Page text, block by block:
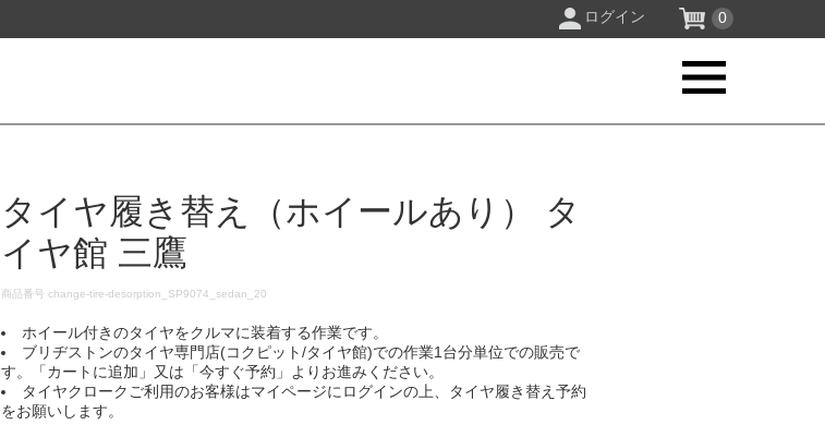
ログイン 0
タイヤ履き替え（ホイールあり） タ
イヤ館 三鷹
DETAILS
商品番号change-tire-desorption_SP9074_sedan_20
ホイール付きのタイヤをクルマに装着する作業です。
ブリヂストンのタイヤ専門店(コクピット/タイヤ館)での作業1台分単位での販売で
す。「カートに追加」又は「今すぐ予約」よりお進みください。
タイヤクロークご利用のお客様はマイページにログインの上、タイヤ履き替え予約
をお願いします。